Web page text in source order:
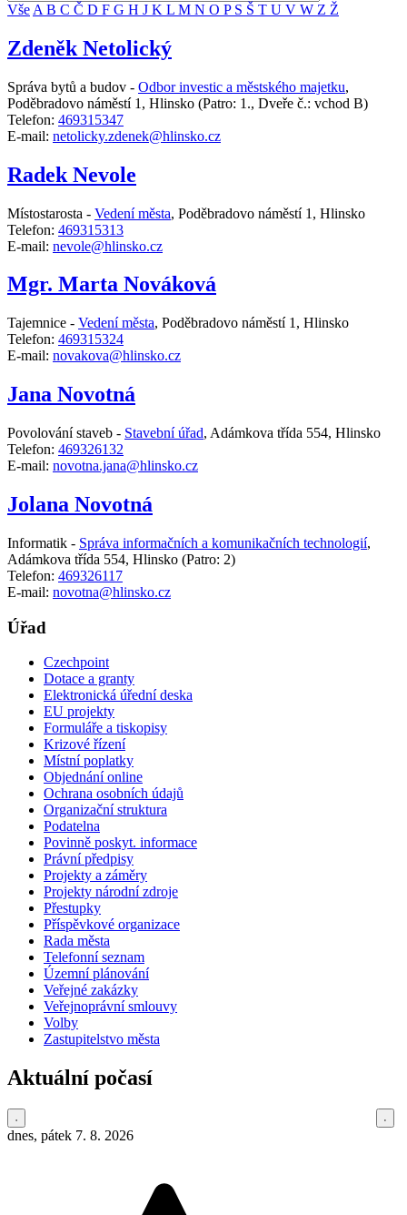
Vše A B C Č D F G H J K L M N O P S Š T U V W Z Ž
Zdeněk Netolický
Správa bytů a budov - Odbor investic a městského majetku,
Poděbradovo náměstí 1, Hlinsko (Patro: 1., Dveře č.: vchod B)
Telefon: 469315347
E-mail: netolicky.zdenek@hlinsko.cz
Radek Nevole
Místostarosta - Vedení města, Poděbradovo náměstí 1, Hlinsko
Telefon: 469315313
E-mail: nevole@hlinsko.cz
Mgr. Marta Nováková
Tajemnice - Vedení města, Poděbradovo náměstí 1, Hlinsko
Telefon: 469315324
E-mail: novakova@hlinsko.cz
Jana Novotná
Povolování staveb - Stavební úřad, Adámkova třída 554, Hlinsko
Telefon: 469326132
E-mail: novotna.jana@hlinsko.cz
Jolana Novotná
Informatik - Správa informačních a komunikačních technologií,
Adámkova třída 554, Hlinsko (Patro: 2)
Telefon: 469326117
E-mail: novotna@hlinsko.cz
Úřad
Czechpoint
Dotace a granty
Elektronická úřední deska
EU projekty
Formuláře a tiskopisy
Krizové řízení
Místní poplatky
Objednání online
Ochrana osobních údajů
Organizační struktura
Podatelna
Povinně poskyt. informace
Právní předpisy
Projekty a záměry
Projekty národní zdroje
Přestupky
Příspěvkové organizace
Rada města
Telefonní seznam
Územní plánování
Veřejné zakázky
Veřejnoprávní smlouvy
Volby
Zastupitelstvo města
Aktuální počasí
dnes, pátek 7. 8. 2026